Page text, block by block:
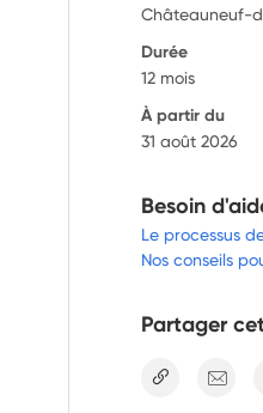
Châteauneuf-
Durée
12 mois
À partir du
31 août 2026
Besoin
Le processus
Nos conseils
Partager
E-